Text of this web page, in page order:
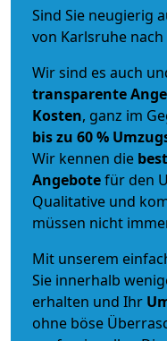
Sind Sie neugierig
von Karlsruhe nach
Wir sind es auch
transparente
Kosten, ganz im
bis zu 60 %
Wir kennen die
Angebotefür den
Qualitative und
müssen nicht
Mit unserem
Sie innerhalb
erhalten und Ihr
ohne böse